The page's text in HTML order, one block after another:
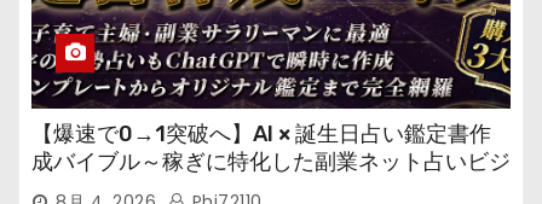
【爆速で0→1突破へ】AI × 誕生日占い鑑定書作
成バイブル～稼ぎに特化した副業ネット占いビジ
ネス